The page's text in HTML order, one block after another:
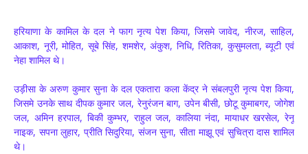
हरियाणा के कामिल के दल ने फाग नृत्य पेश किया, जिसमे जावेद, नीरज, साहिल,
आकाश, नूरी, मोहित, सूबे सिंह, शमशेर, अंकुश, निधि, रितिका, कुसुमलता, ब्यूटी एवं
नेहा शामिल थे।
उड़ीसा के अरुण कुमार सुना के दल एकतारा कला केंद्र ने संबलपुरी नृत्य पेश किया,
जिसमे उनके साथ दीपक कुमार जल, रेनुरंजन बाग, उपेन बीसी, छोटू कुमाबगर, जोगेश
जल, अमिन हरपाल, बिकी कुम्भर, राहुल जल, कालिया नंदा, मायाधर खरसेल, रेनू
नाइक, सपना लुहार, प्रीति सिदुरिया, संजन सुना, सीता माझू एवं सुचित्रा दास शामिल
थे।